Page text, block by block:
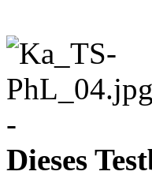
-
Dieses